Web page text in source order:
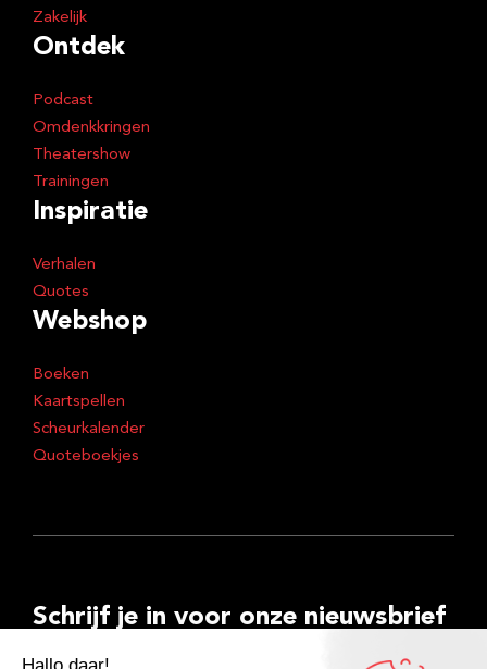
Zakelijk
Ontdek
Podcast
Omdenkkringen
Theatershow
Trainingen
Inspiratie
Verhalen
Quotes
Webshop
Boeken
Kaartspellen
Scheurkalender
Quoteboekjes
Schrijf je in voor onze nieuwsbrief